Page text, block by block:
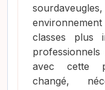
classes plus
professionnels
avec cette
changé,